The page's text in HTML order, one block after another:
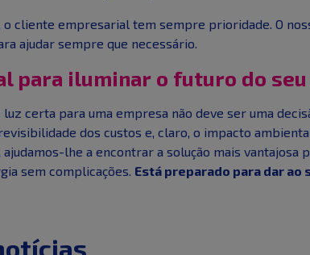
o cliente empresarial tem sempre prioridade. O
ajudar sempre que necessário.
para iluminar o futuro do
certa para uma empresa não deve ser uma
dos custos e, claro, o impacto
ajudamos-lhe a encontrar a solução mais
sem complicações. Está preparado para dar